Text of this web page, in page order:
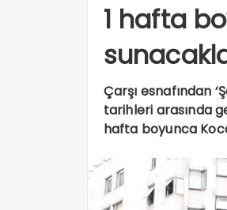
1 hafta
Çarşı esnafından
tarihleri arasında
hafta boyunca